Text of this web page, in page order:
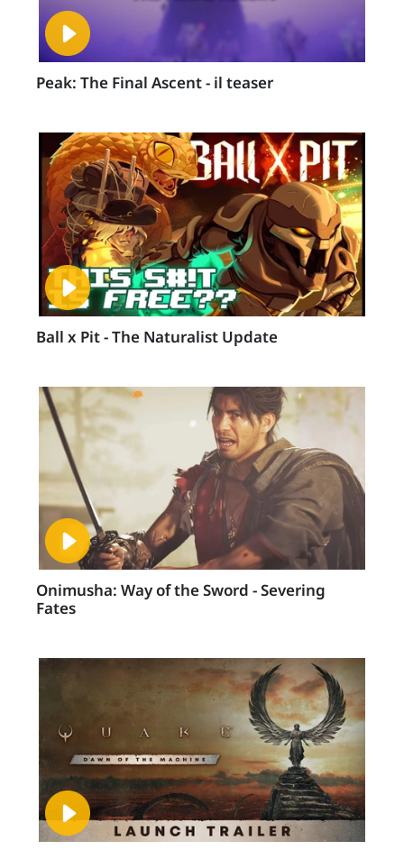
Peak: The Final Ascent - il teaser
Ball x Pit - The Naturalist Update
Onimusha: Way of the Sword - Severing
Fates